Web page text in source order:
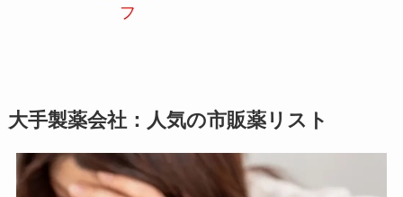
フ
大手製薬会社：人気の市販薬リスト